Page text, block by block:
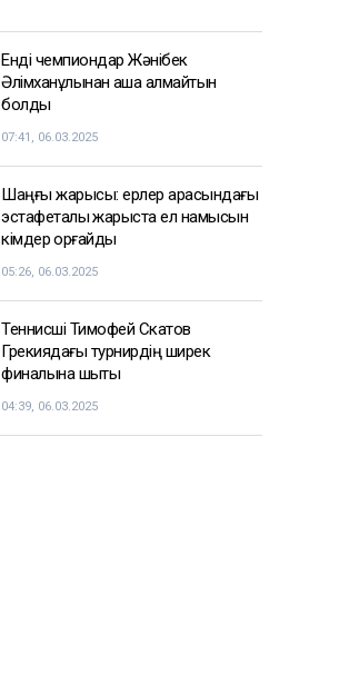
Енді чемпиондар Жәнібек
Әлімханұлынан қаша алмайтын
болды
07:41, 06.03.2025
Шаңғы жарысы: ерлер арасындағы
эстафеталық жарыста ел намысын
кімдер қорғайды
05:26, 06.03.2025
Теннисші Тимофей Скатов
Грекиядағы турнирдің ширек
финалына шықты
04:39, 06.03.2025